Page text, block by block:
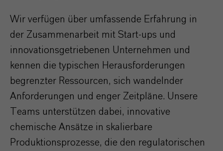
Wir verfügen über umfassende Erfahrung in
der Zusammenarbeit mit Start-ups und
innovationsgetriebenen Unternehmen und
kennen die typischen Herausforderungen
begrenzter Ressourcen, sich wandelnder
Anforderungen und enger Zeitpläne. Unsere
Teams unterstützen dabei, innovative
chemische Ansätze in skalierbare
Produktionsprozesse, die den regulatorischen